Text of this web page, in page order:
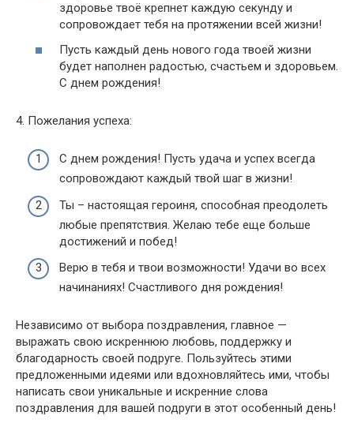
здоровье твоё крепнет каждую секунду и
сопровождает тебя на протяжении всей жизни!
Пусть каждый день нового года твоей жизни
будет наполнен радостью, счастьем и здоровьем.
С днем рождения!
4. Пожелания успеха:
С днем рождения! Пусть удача и успех всегда
сопровождают каждый твой шаг в жизни!
Ты – настоящая героиня, способная преодолеть
любые препятствия. Желаю тебе еще больше
достижений и побед!
Верю в тебя и твои возможности! Удачи во всех
начинаниях! Счастливого дня рождения!
Независимо от выбора поздравления, главное —
выражать свою искреннюю любовь, поддержку и
благодарность своей подруге. Пользуйтесь этими
предложенными идеями или вдохновляйтесь ими, чтобы
написать свои уникальные и искренние слова
поздравления для вашей подруги в этот особенный день!